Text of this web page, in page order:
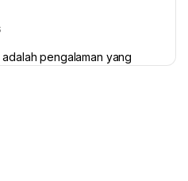
pengalaman yang
ringan. Hari kelahiran